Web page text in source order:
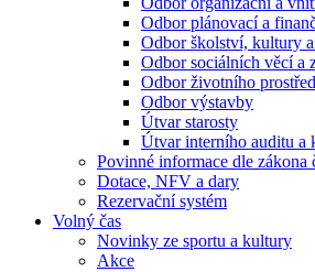
Odbor plánovací a
Odbor školství, kultury
Odbor sociálních věcí a
Odbor životního
Odbor výstavby
Útvar starosty
Útvar interního auditu a
Povinné informace dle zákona
Dotace, NFV a dary
Rezervační systém
Volný čas
Novinky ze sportu a kultury
Akce